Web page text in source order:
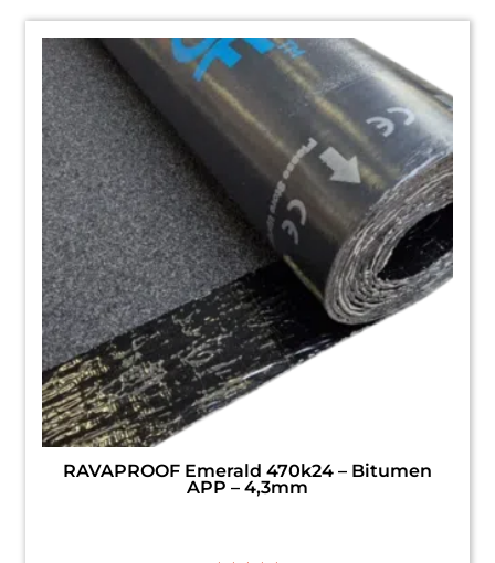
RAVAPROOF Emerald 470k24 – Bitumen
APP – 4,3mm